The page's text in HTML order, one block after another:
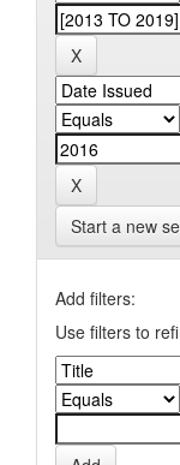
Start a new
Add filters:
Use filters to